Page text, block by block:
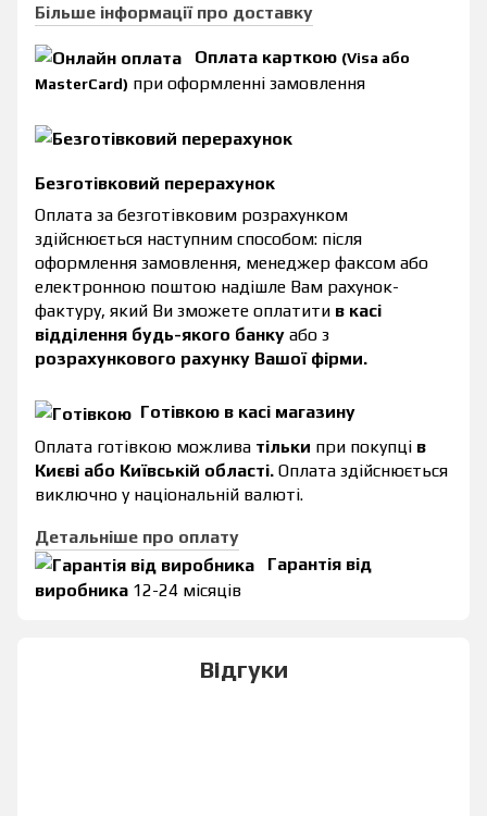
Більше інформації про доставку
Оплата карткою (Visa або
MasterCard) при оформленні замовлення
Безготівковий перерахунок
Оплата за безготівковим розрахунком
здійснюється наступним способом: після
оформлення замовлення, менеджер факсом або
електронною поштою надішле Вам рахунок-
фактуру, який Ви зможете оплатити в касі
відділення будь-якого банку або з
розрахункового рахунку Вашої фірми.
Готівкою в касі магазину
Оплата готівкою можлива тільки при покупці в
Києві або Київській області. Оплата здійснюється
виключно у національній валюті.
Детальніше про оплату
Гарантія від
виробника 12-24 місяців
Відгуки